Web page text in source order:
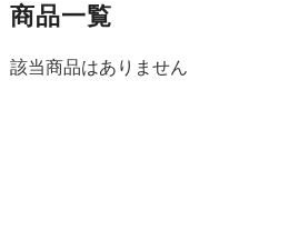
商品一覧
該当商品はありません